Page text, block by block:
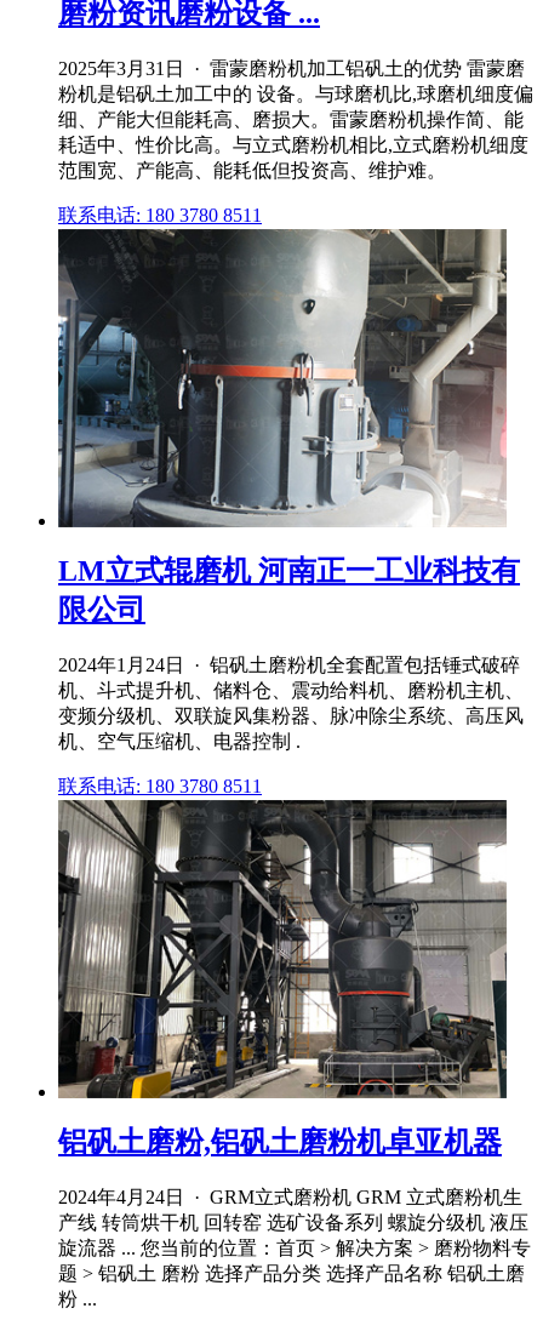
磨粉资讯磨粉设备 ...
2025年3月31日 · 雷蒙磨粉机加工铝矾土的优势 雷蒙磨
粉机是铝矾土加工中的 设备。与球磨机比,球磨机细度偏
细、产能大但能耗高、磨损大。雷蒙磨粉机操作简、能
耗适中、性价比高。与立式磨粉机相比,立式磨粉机细度
范围宽、产能高、能耗低但投资高、维护难。
联系电话: 180 3780 8511
LM立式辊磨机 河南正一工业科技有
限公司
2024年1月24日 · 铝矾土磨粉机全套配置包括锤式破碎
机、斗式提升机、储料仓、震动给料机、磨粉机主机、
变频分级机、双联旋风集粉器、脉冲除尘系统、高压风
机、空气压缩机、电器控制 .
联系电话: 180 3780 8511
铝矾土磨粉,铝矾土磨粉机卓亚机器
2024年4月24日 · GRM立式磨粉机 GRM 立式磨粉机生
产线 转筒烘干机 回转窑 选矿设备系列 螺旋分级机 液压
旋流器 ... 您当前的位置：首页 > 解决方案 > 磨粉物料专
题 > 铝矾土 磨粉 选择产品分类 选择产品名称 铝矾土磨
粉 ...